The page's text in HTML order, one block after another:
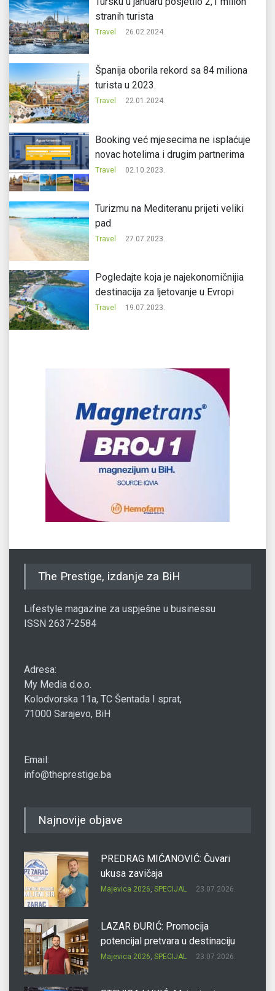
stranih turista
Travel 26.02.2024.
Španija oborila rekord sa 84 miliona
turista u 2023.
Travel 22.01.2024.
Booking već mjesecima ne isplaćuje
novac hotelima i drugim partnerima
Travel 02.10.2023.
Turizmu na Mediteranu prijeti veliki
pad
Travel 27.07.2023.
Pogledajte koja je najekonomičnijia
destinacija za ljetovanje u Evropi
Travel 19.07.2023.
The Prestige, izdanje za BiH
Lifestyle magazine za uspješne u businessu
ISSN 2637-2584
Adresa:
My Media d.o.o.
Kolodvorska 11a, TC Šentada I sprat,
71000 Sarajevo, BiH
Email:
info@theprestige.ba
Najnovije objave
PREDRAG MIĆANOVIĆ: Čuvari
ukusa zavičaja
Majevica 2026, SPECIJAL 23.07.2026.
LAZAR ĐURIĆ: Promocija
potencijal pretvara u destinaciju
Majevica 2026, SPECIJAL 23.07.2026.